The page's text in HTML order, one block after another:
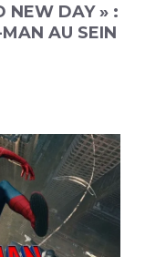
NEW DAY » :
AU SEIN